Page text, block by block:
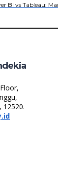
BI vs Tableau:
12520.